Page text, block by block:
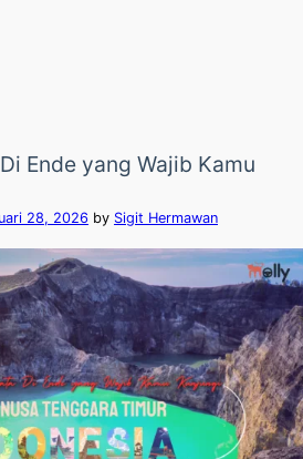
Ende yang Wajib Kamu
28, 2026 by Sigit Hermawan